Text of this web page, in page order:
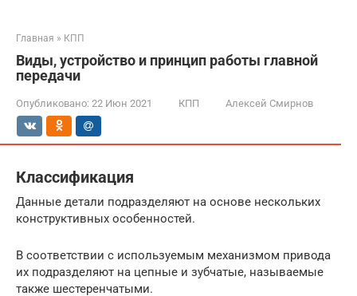
Главная » КПП
Виды, устройство и принцип работы главной
передачи
Опубликовано: 22 Июн 2021 КПП Алексей Смирнов
Классификация
Данные детали подразделяют на основе нескольких
конструктивных особенностей.
В соответствии с используемым механизмом привода
их подразделяют на цепные и зубчатые, называемые
также шестеренчатыми.